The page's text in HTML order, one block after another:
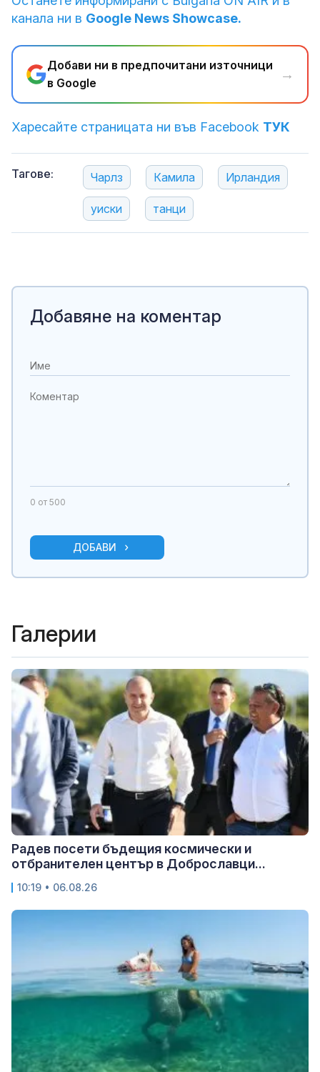
канала ни в Google News Showcase.
Добави ни в предпочитани източници
в Google
→
Харесайте страницата ни във Facebook ТУК
Тагове: Чарлз Камила Ирландия
уиски танци
Добавяне на коментар
0 от 500
ДОБАВИ
Галерии
Радев посети бъдещия космически и
отбранителен център в Доброславци...
10:19 • 06.08.26